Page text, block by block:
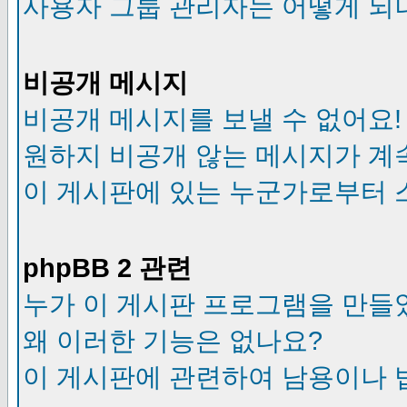
사용자 그룹 관리자는 어떻게 되
비공개 메시지
비공개 메시지를 보낼 수 없어요!
원하지 비공개 않는 메시지가 계
이 게시판에 있는 누군가로부터
phpBB 2 관련
누가 이 게시판 프로그램을 만들
왜 이러한 기능은 없나요?
이 게시판에 관련하여 남용이나